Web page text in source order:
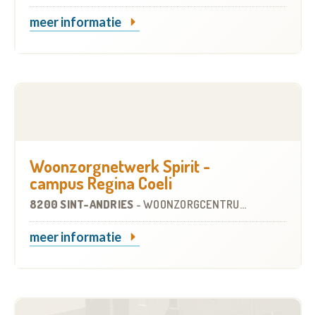
meer informatie
Woonzorgnetwerk Spirit -
campus Regina Coeli
8200 SINT-ANDRIES - WOONZORGCENTRUM (WZC)
meer informatie